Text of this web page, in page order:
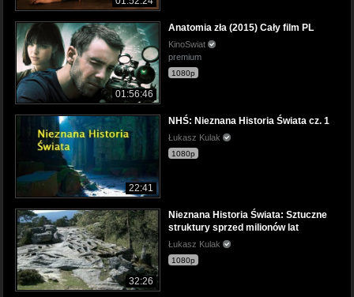
01:56:46
Anatomia zła (2015) Cały film PL
KinoSwiat
premium
1080p
22:41
NHŚ: Nieznana Historia Świata cz. 1
Łukasz Kulak
1080p
32:26
Nieznana Historia Świata: Sztuczne
struktury sprzed milionów lat
Łukasz Kulak
1080p